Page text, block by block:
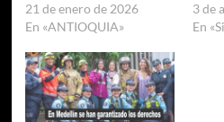
21 de enero de 2026
En «ANTIOQUIA»
3 de
En